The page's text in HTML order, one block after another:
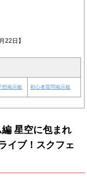
22日】
想掲示板 初心者質問掲示板
星空に包まれ
イブ！スクフェ